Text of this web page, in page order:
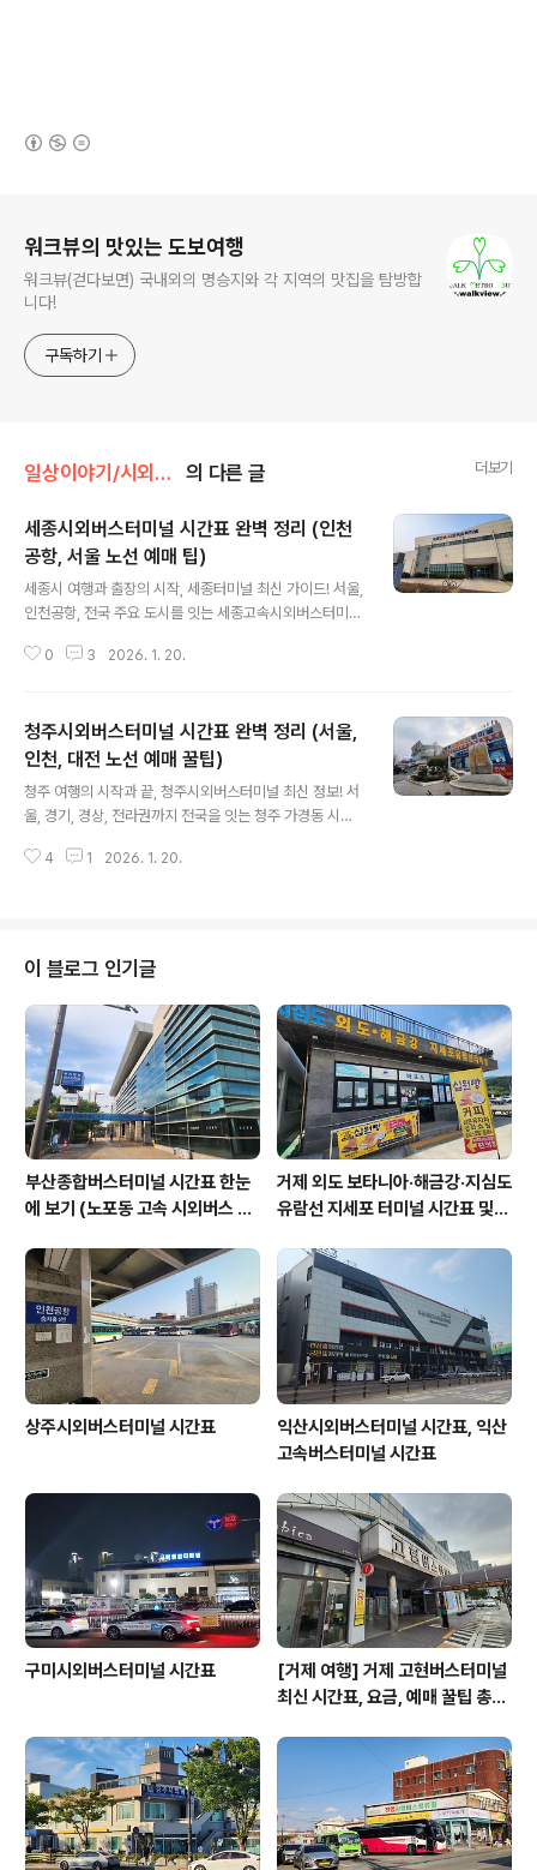
워크뷰의 맛있는 도보여행
워크뷰(걷다보면) 국내외의 명승지와 각 지역의 맛집을 탐방합
니다!
구독하기
일상이야기/시외버스시간표 의 다른 글 더보기
세종시외버스터미널 시간표 완벽 정리 (인천
공항, 서울 노선 예매 팁)
세종시 여행과 출장의 시작, 세종터미널 최신 가이드! 서울,
인천공항, 전국 주요 도시를 잇는 세종고속시외버스터미널
이용 팁까지 꼼꼼하게 정리해 드립니다.대한민국의 행정
동에 위치한 이곳은 고속버스와 시외버스가 함께 운행되어
전국 어디로든 편리하게 이동할 수 있는 허브 역할을 하고
있습니다. 😊하지만 세종시는 터미널 외에도 '정부세종청
사 정류장' 등 하차 지점이 다양해 처음 방문하시는 분들은
헷갈리기 쉬운데요. 오늘은 여행의 착오가 없으시도록 **
최신 시간표 정보와 이용 꿀팁**을 완벽하게 정리해 보겠
0 3 2026. 1. 20.
청주시외버스터미널 시간표 완벽 정리 (서울,
인천, 대전 노선 예매 꿀팁)
청주 여행의 시작과 끝, 청주시외버스터미널 최신 정보! 서
울, 경기, 경상, 전라권까지 전국을 잇는 청주 가경동 시외
에 확인하세요. 즐거운 여정을 위한 필수 가이드를 전해드
다양하고 유동 인구가 많아 방문 전 시간표 확인은 필수인
데요! 😊오늘은 여행객과 비즈니스 고객 모두에게 도움이
될 수 있도록 주요 노선별 시간표 정보와 모바일 예매 꿀팁,
그리고 터미널 이용 시 알아두면 좋은 주차 정보까지 꼼꼼
하게 정리해 보았습니다. 지금 바로 확인해 볼까요? 주요
노선별 운행 정보 및 요금 ?..
4 1 2026. 1. 20.
이 블로그 인기글
부산종합버스터미널 시간표 한눈
에 보기 (노포동 고속 시외버스 총
거제 외도 보타니아·해금강·지심도
유람선 지세포 터미널 시간표 및
상주시외버스터미널 시간표
익산시외버스터미널 시간표, 익산
고속버스터미널 시간표
구미시외버스터미널 시간표
[거제 여행] 거제 고현버스터미널
최신 시간표, 요금, 예매 꿀팁 총정